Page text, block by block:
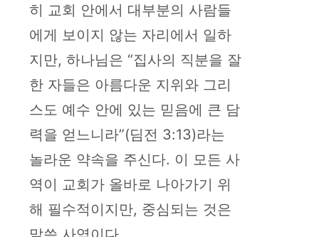
히 교회 안에서 대부분의 사람들
에게 보이지 않는 자리에서 일하
지만, 하나님은 “집사의 직분을 잘
한 자들은 아름다운 지위와 그리
스도 예수 안에 있는 믿음에 큰 담
력을 얻느니라”(딤전 3:13)라는
놀라운 약속을 주신다. 이 모든 사
역이 교회가 올바로 나아가기 위
해 필수적이지만, 중심되는 것은